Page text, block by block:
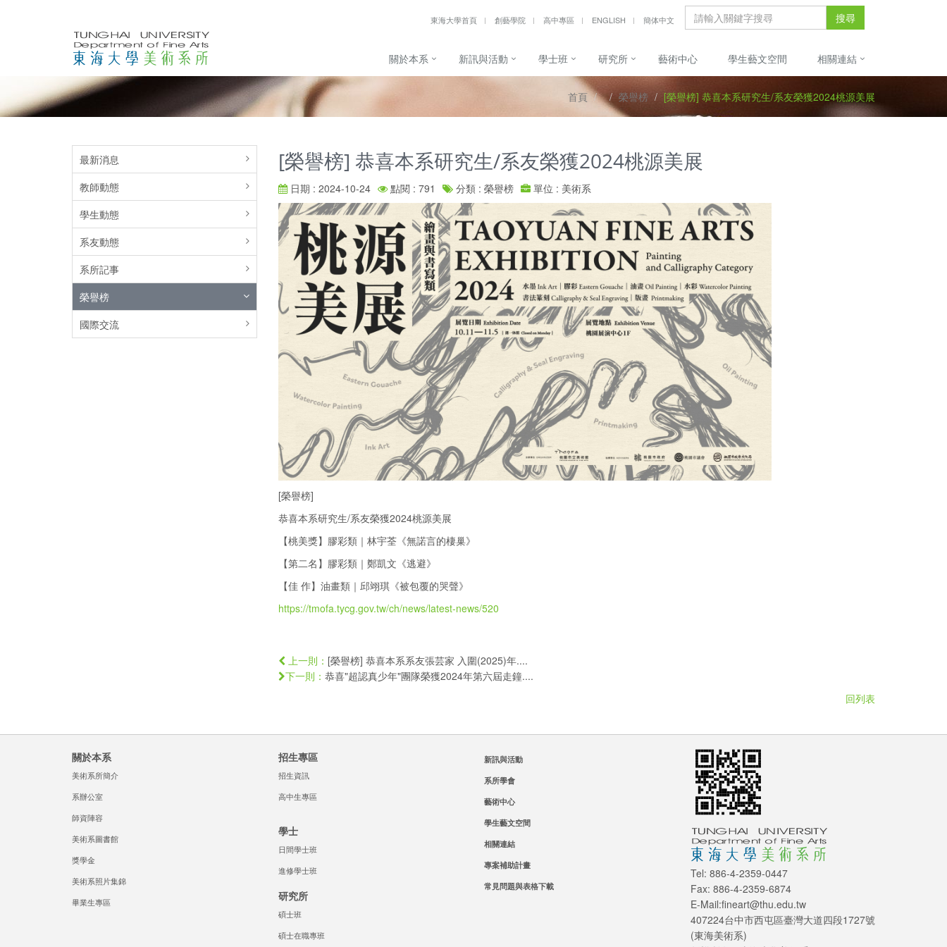
東海大學首頁 創藝學院 高中專區 ENGLISH 簡体中文 搜尋
關於本系 新訊與活動 學士班 研究所 藝術中心 學生藝文空間 相關連結
首頁 榮譽榜 [榮譽榜] 恭喜本系研究生/系友榮獲2024桃源美展
最新消息
教師動態
學生動態
系友動態
系所記事
榮譽榜
國際交流
[榮譽榜] 恭喜本系研究生/系友榮獲2024桃源美展
日期 : 2024-10-24 點閱 : 791 分類 : 榮譽榜 單位 : 美術系
[榮譽榜]
恭喜本系研究生/系友榮獲2024桃源美展
【桃美獎】膠彩類｜林宇荃《無諾言的棲巢》
【第二名】膠彩類｜鄭凱文《逃避》
【佳 作】油畫類｜邱翊琪《被包覆的哭聲》
https://tmofa.tycg.gov.tw/ch/news/latest-news/520
上一則： [榮譽榜] 恭喜本系系友張芸家 入圍(2025)年....
下一則： 恭喜"超認真少年"團隊榮獲2024年第六屆走鐘....
回列表
關於本系
美術系所簡介
系辦公室
師資陣容
美術系圖書館
獎學金
美術系照片集錦
畢業生專區
招生專區
招生資訊
高中生專區
學士
日間學士班
進修學士班
研究所
碩士班
碩士在職專班
新訊與活動
系所學會
藝術中心
學生藝文空間
相關連結
專案補助計畫
常見問題與表格下載
Tel: 886-4-2359-0447
Fax: 886-4-2359-6874
E-Mail:fineart@thu.edu.tw
407224台中市西屯區臺灣大道四段1727號
(東海美術系)